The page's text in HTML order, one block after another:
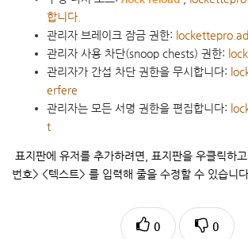
합니다.
관리자 브레이크 잠금 권한:
관리자 사용 차단(snoop chests) 권한:
관리자가 간섭 차단 권한을 무시합니다:
erfere
관리자는 모든 서명 권한을 편집합니다:
t
표지판에 유저를 추가하려면, 표지판을 우클릭하
번호> <텍스트> 를 입력해 줄을 수정할 수 있습니다.
0 0